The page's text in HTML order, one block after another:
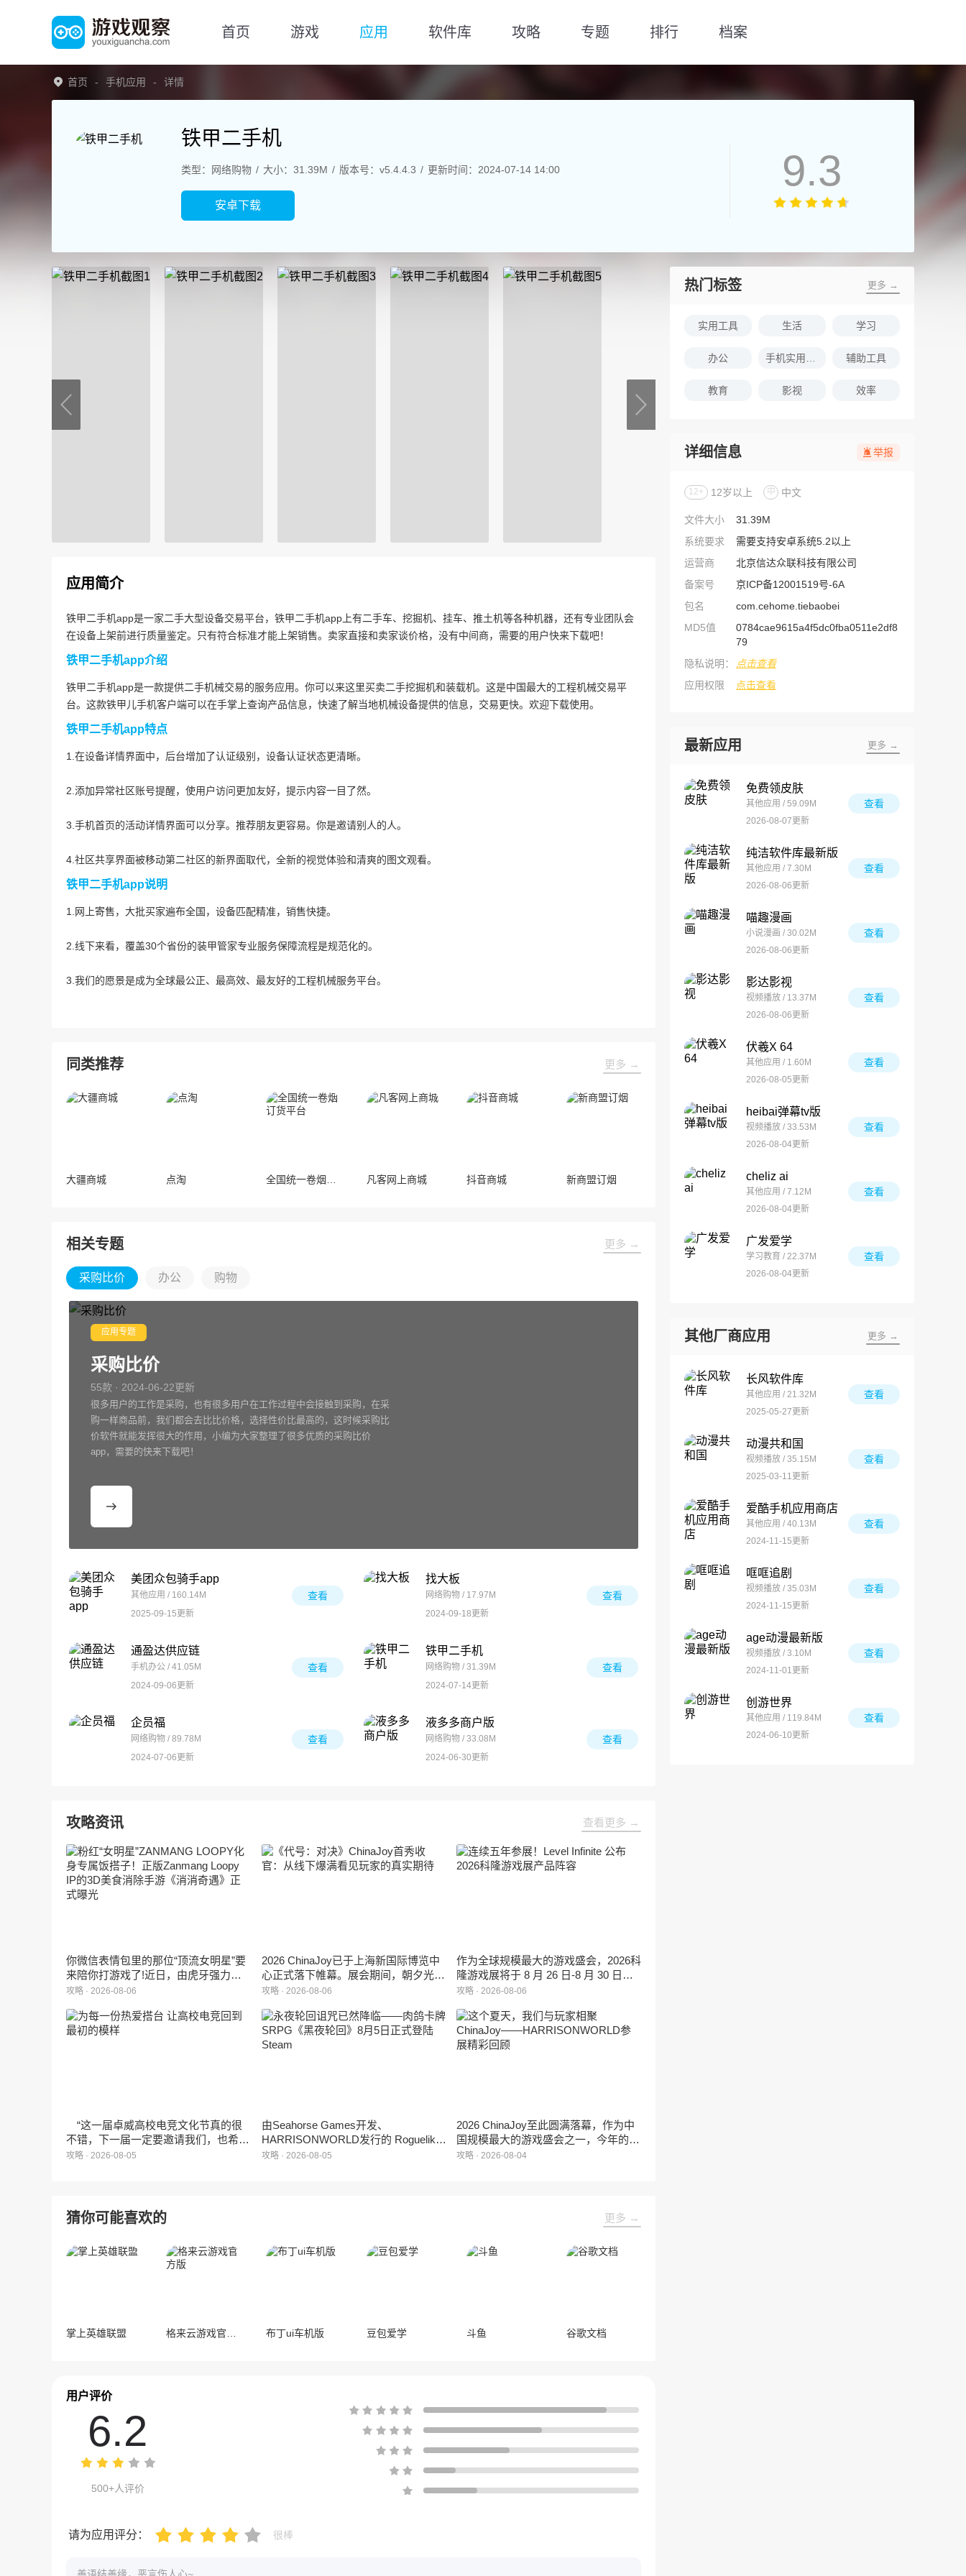
首页 游戏 应用 软件库 攻略 专题 排行 档案
首页 手机应用 详情
铁甲二手机
类型：网络购物 大小：31.39M 版本号：v5.4.4.3 更新时间：2024-07-14 14:00
安卓下载
9.3
应用简介
铁甲二手机app是一家二手大型设备交易平台，铁甲二手机app上有二手车、挖掘机、挂车、推土机等各种机器，还有专业团队会
在设备上架前进行质量鉴定。只有符合标准才能上架销售。卖家直接和卖家谈价格，没有中间商，需要的用户快来下载吧！
铁甲二手机app介绍
铁甲二手机app是一款提供二手机械交易的服务应用。你可以来这里买卖二手挖掘机和装载机。这是中国最大的工程机械交易平
台。这款铁甲儿手机客户端可以在手掌上查询产品信息，快速了解当地机械设备提供的信息，交易更快。欢迎下载使用。
铁甲二手机app特点
1.在设备详情界面中，后台增加了认证级别，设备认证状态更清晰。
2.添加异常社区账号提醒，使用户访问更加友好，提示内容一目了然。
3.手机首页的活动详情界面可以分享。推荐朋友更容易。你是邀请别人的人。
4.社区共享界面被移动第二社区的新界面取代，全新的视觉体验和清爽的图文观看。
铁甲二手机app说明
1.网上寄售，大批买家遍布全国，设备匹配精准，销售快捷。
2.线下来看，覆盖30个省份的装甲管家专业服务保障流程是规范化的。
3.我们的愿景是成为全球最公正、最高效、最友好的工程机械服务平台。
同类推荐 更多 →
大疆商城 点淘 凡客网上商城 抖音商城 新商盟订烟
相关专题 更多 →
采购比价 办公 购物
应用专题
采购比价
55款 · 2024-06-22更新
很多用户的工作是采购，也有很多用户在工作过程中会接触到采购，在采
购一样商品前，我们都会去比比价格，选择性价比最高的，这时候采购比
价软件就能发挥很大的作用，小编为大家整理了很多优质的采购比价
app，需要的快来下载吧！
美团众包骑手app
其他应用 / 160.14M
2025-09-15更新
查看
找大板
网络购物 / 17.97M
2024-09-18更新
查看
通盈达供应链
手机办公 / 41.05M
2024-09-06更新
查看
铁甲二手机
网络购物 / 31.39M
2024-07-14更新
查看
企员福
网络购物 / 89.78M
2024-07-06更新
查看
液多多商户版
网络购物 / 33.08M
2024-06-30更新
查看
攻略资讯 查看更多 →
你微信表情包里的那位“顶流女明星”要
来陪你打游戏了!近日，由虎牙强力发
行、正版Zanmang Loopy(赞萌露比)IP
遇》正式曝光。这款产品巧妙融合了
3D立体消除、模拟经营与丰富的互动
攻略 · 2026-08-06
2026 ChinaJoy已于上海新国际博览中
心正式落下帷幕。展会期间，朝夕光年
旗下蓝海工作室自研的多英雄策略射击
相，并向玩家开放试玩。
攻略 · 2026-08-06
作为全球规模最大的游戏盛会，2026科
隆游戏展将于 8 月 26 日-8 月 30 日在
德国举行。日前，科隆游戏展官方宣
罄，这也是科隆游戏展办展史上首次出
现展位一席难求的情况。
攻略 · 2026-08-06
“这一届卓威高校电竞文化节真的很
不错，下一届一定要邀请我们，也希望
能给更多同学一个来到现场的机会。”
攻略 · 2026-08-05
由Seahorse Games开发、
HARRISONWORLD发行的 Roguelike
卡牌战棋游戏 《黑夜轮回》于2026年8
攻略 · 2026-08-05
2026 ChinaJoy至此圆满落幕，作为中
国规模最大的游戏盛会之一，今年的展
馆依旧汇聚了来自全球的游戏厂商、媒
流互动，共同度过了充满欢笑与惊喜的
攻略 · 2026-08-04
猜你可能喜欢的 更多 →
掌上英雄联盟 布丁ui车机版 豆包爱学 斗鱼 谷歌文档
用户评价
6.2
500+人评价
请为应用评分： 很棒
热门标签 更多 →
实用工具 生活 学习
办公 辅助工具
教育 影视 效率
详细信息 举报
12+ 12岁以上 中 中文
文件大小
31.39M
系统要求
需要支持安卓系统5.2以上
运营商
北京信达众联科技有限公司
备案号
京ICP备12001519号-6A
包名
com.cehome.tiebaobei
MD5值
0784cae9615a4f5dc0fba0511e2df8
79
隐私说明：
点击查看
应用权限
点击查看
最新应用 更多 →
免费领皮肤
其他应用 / 59.09M
2026-08-07更新
查看
纯洁软件库最新版
其他应用 / 7.30M
2026-08-06更新
查看
喵趣漫画
小说漫画 / 30.02M
2026-08-06更新
查看
影达影视
视频播放 / 13.37M
2026-08-06更新
查看
伏羲X 64
其他应用 / 1.60M
2026-08-05更新
查看
heibai弹幕tv版
视频播放 / 33.53M
2026-08-04更新
查看
cheliz ai
其他应用 / 7.12M
2026-08-04更新
查看
广发爱学
学习教育 / 22.37M
2026-08-04更新
查看
其他厂商应用 更多 →
长风软件库
其他应用 / 21.32M
2025-05-27更新
查看
动漫共和国
视频播放 / 35.15M
2025-03-11更新
查看
爱酷手机应用商店
其他应用 / 40.13M
2024-11-15更新
查看
哐哐追剧
视频播放 / 35.03M
2024-11-15更新
查看
age动漫最新版
视频播放 / 3.10M
2024-11-01更新
查看
创游世界
其他应用 / 119.84M
2024-06-10更新
查看